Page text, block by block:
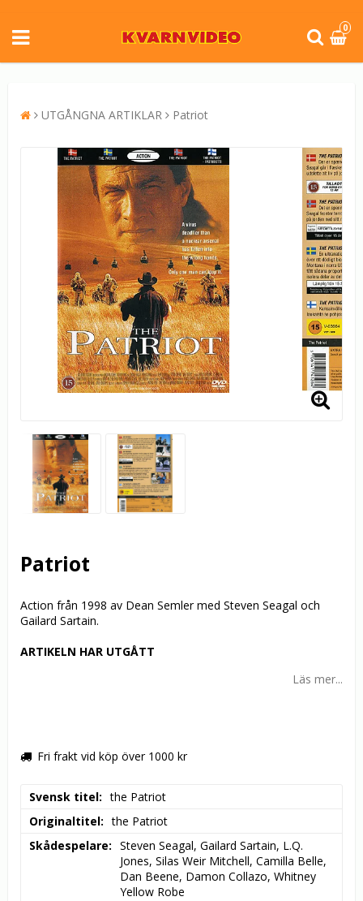
0
UTGÅNGNA ARTIKLAR Patriot
Patriot
Action från 1998 av Dean Semler med Steven Seagal och
Gailard Sartain.
ARTIKELN HAR UTGÅTT
Läs mer...
Fri frakt vid köp över 1000 kr
Svensk titel
the Patriot
Originaltitel
the Patriot
Skådespelare
Steven Seagal, Gailard Sartain, L.Q.
Jones, Silas Weir Mitchell, Camilla Belle,
Dan Beene, Damon Collazo, Whitney
Yellow Robe